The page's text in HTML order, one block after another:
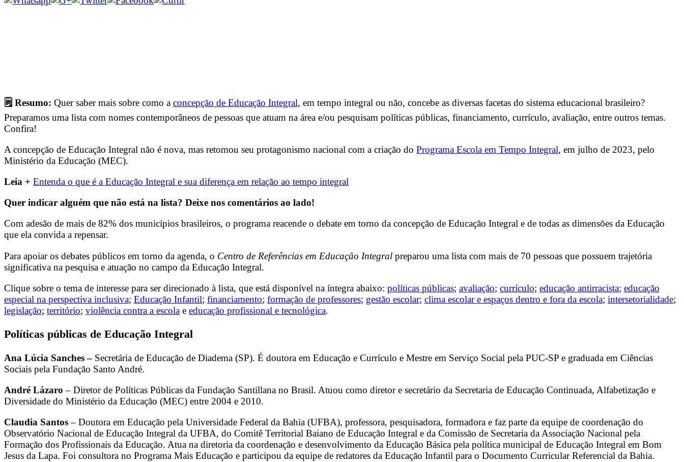
🗒️ Resumo: Quer saber mais sobre como a concepção de Educação Integral, em tempo integral ou não, concebe as diversas facetas do sistema educacional brasileiro?
Preparamos uma lista com nomes contemporâneos de pessoas que atuam na área e/ou pesquisam políticas públicas, financiamento, currículo, avaliação, entre outros temas.
Confira!
A concepção de Educação Integral não é nova, mas retomou seu protagonismo nacional com a criação do Programa Escola em Tempo Integral, em julho de 2023, pelo
Ministério da Educação (MEC).
Leia + Entenda o que é a Educação Integral e sua diferença em relação ao tempo integral
Quer indicar alguém que não está na lista? Deixe nos comentários ao lado!
Com adesão de mais de 82% dos municípios brasileiros, o programa reacende o debate em torno da concepção de Educação Integral e de todas as dimensões da Educação
que ela convida a repensar.
Para apoiar os debates públicos em torno da agenda, o Centro de Referências em Educação Integral preparou uma lista com mais de 70 pessoas que possuem trajetória
significativa na pesquisa e atuação no campo da Educação Integral.
Clique sobre o tema de interesse para ser direcionado à lista, que está disponível na íntegra abaixo: políticas públicas; avaliação; currículo; educação antirracista; educação
especial na perspectiva inclusiva; Educação Infantil; financiamento; formação de professores; gestão escolar; clima escolar e espaços dentro e fora da escola; intersetorialidade;
legislação; território; violência contra a escola e educação profissional e tecnológica.
Políticas públicas de Educação Integral
Ana Lúcia Sanches – ​​Secretária de Educação de Diadema (SP). É doutora em Educação e Currículo e Mestre em Serviço Social pela PUC-SP e graduada em Ciências
Sociais pela Fundação Santo André.
André Lázaro – Diretor de Políticas Públicas da Fundação Santillana no Brasil. Atuou como diretor e secretário da Secretaria de Educação Continuada, Alfabetização e
Diversidade do Ministério da Educação (MEC) entre 2004 e 2010.
Claudia Santos– Doutora em Educação pela Universidade Federal da Bahia (UFBA), professora, pesquisadora, formadora e faz parte da equipe de coordenação do
Observatório Nacional de Educação Integral da UFBA, do Comitê Territorial Baiano de Educação Integral e da Comissão de Secretaria da Associação Nacional pela
Formação dos Profissionais da Educação. Atua na diretoria da coordenação e desenvolvimento da Educação Básica pela política municipal de Educação Integral em Bom
Jesus da Lapa. Foi consultora no Programa Mais Educação e participou da equipe de redatores da Educação Infantil para o Documento Curricular Referencial da Bahia.